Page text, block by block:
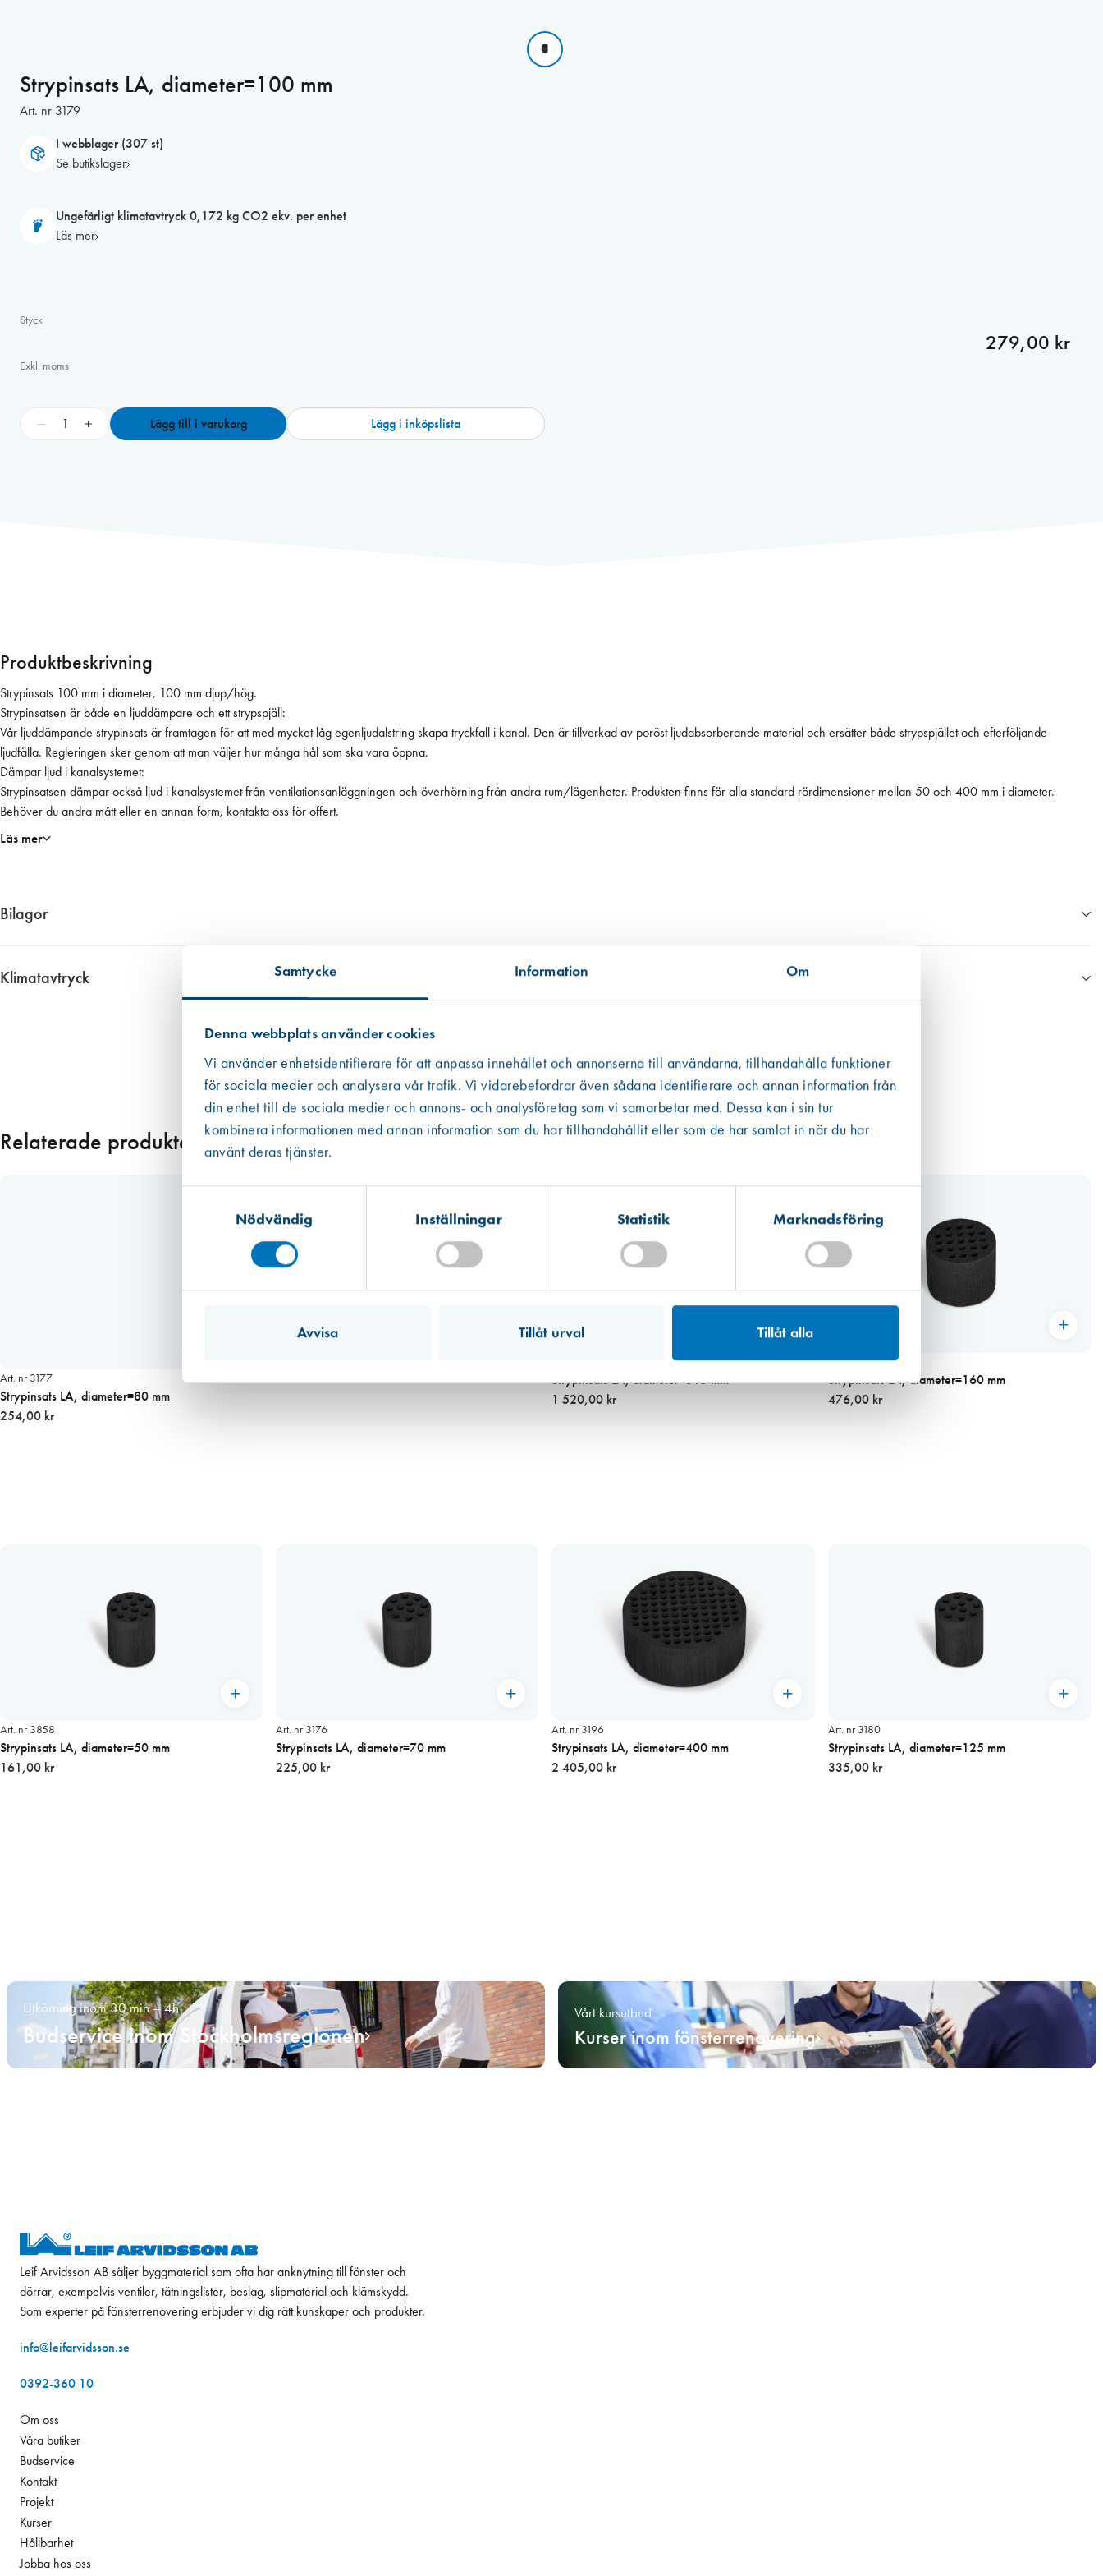
Samtycke Information Om
Denna webbplats använder cookies
Vi använder enhetsidentifierare för att anpassa innehållet och annonserna till användarna, tillhandahålla funktioner
för sociala medier och analysera vår trafik. Vi vidarebefordrar även sådana identifierare och annan information från
din enhet till de sociala medier och annons- och analysföretag som vi samarbetar med. Dessa kan i sin tur
kombinera informationen med annan information som du har tillhandahållit eller som de har samlat in när du har
använt deras tjänster.
Nödvändig
Inställningar Statistik Marknadsföring
Avvisa Tillåt urval Tillåt alla
Strypinsats LA, diameter=100 mm
Art. nr 3179
I webblager (307 st)
Se butikslager
Ungefärligt klimatavtryck 0,172 kg CO2 ekv. per enhet
Läs mer
Styck
279,00 kr
Exkl. moms
,
d
i
a
m
e
t
e
0
ä
+ Lägg till i varukorg Lägg i inköpslista
Bilagor
3179__Produktblad
Klimatavtryck
Ungefärligt klimatavtryck 0,172 kg CO2 ekv. per enhet
Informationen har vi fått fram genom i första hand en EPD om det finns tillgängligt, i andra hand data från en miljödatabas och i tredje hand från Boverkets databas eller annan data från tillverkaren.
i de allra flesta fall. Om redovisat värde har haft ett intervall eller om råvarans ursprung inte kunnat säkerställas har vi av trovärdighetsskäl valt det högsta värdet. För fogmassor har vi valt att även inkludera
emballaget, dvs patronen eller foliepåsen.
Produktbeskrivning
Strypinsats 100 mm i diameter, 100 mm djup/hög.
Strypinsatsen är både en ljuddämpare och ett strypspjäll:
Vår ljuddämpande strypinsats är framtagen för att med mycket låg egenljudalstring skapa tryckfall i kanal. Den är tillverkad av poröst ljudabsorberande material och ersätter både strypspjället och efterföljande
ljudfälla. Regleringen sker genom att man väljer hur många hål som ska vara öppna.
Dämpar ljud i kanalsystemet:
Strypinsatsen dämpar också ljud i kanalsystemet från ventilationsanläggningen och överhörning från andra rum/lägenheter. Produkten finns för alla standard rördimensioner mellan 50 och 400 mm i diameter.
Behöver du andra mått eller en annan form, kontakta oss för offert.
Läs mer
Relaterade produkter
Art. nr 3177
Strypinsats LA, diameter=80 mm
254,00 kr
Strypinsats LA, diameter=315 mm
1 520,00 kr
Art. nr 3181
Strypinsats LA, diameter=160 mm
476,00 kr
Art. nr 3858
Strypinsats LA, diameter=50 mm
161,00 kr
Art. nr 3176
Strypinsats LA, diameter=70 mm
225,00 kr
Art. nr 3196
Strypinsats LA, diameter=400 mm
2 405,00 kr
Art. nr 3180
Strypinsats LA, diameter=125 mm
335,00 kr
Utkörning inom 30 min – 4h
Budservice inom Stockholmsregionen
Vårt kursutbud
Kurser inom fönsterrenovering
Leif Arvidsson AB säljer byggmaterial som ofta har anknytning till fönster och
dörrar, exempelvis ventiler, tätningslister, beslag, slipmaterial och klämskydd.
Som experter på fönsterrenovering erbjuder vi dig rätt kunskaper och produkter.
info@leifarvidsson.se
0392-360 10
Om oss
Våra butiker
Budservice
Kontakt
Projekt
Kurser
Hållbarhet
Jobba hos oss
Västberga
Finns i lager (34 st)
Hitta hit
Hitta hit
Mullsjö (lager)
Finns i lager (307 st)
Hitta hit